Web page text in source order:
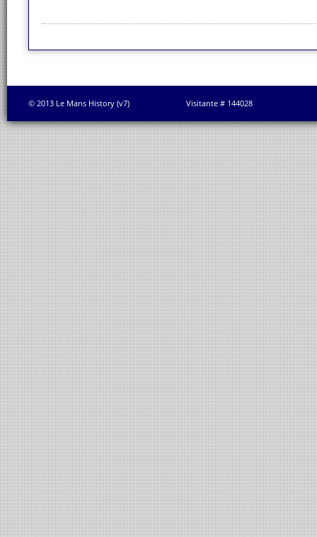
© 2013 Le Mans History (v7) Visitante # 144028